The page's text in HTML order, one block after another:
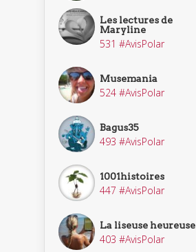
Les lectures de
Maryline
531 #AvisPolar
Musemania
524 #AvisPolar
Bagus35
493 #AvisPolar
1001histoires
447 #AvisPolar
La liseuse heureuse
403 #AvisPolar